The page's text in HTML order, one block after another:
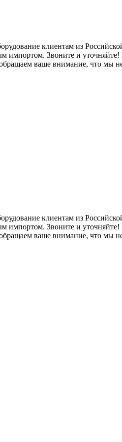
клиентам из
импортом. Звоните и
ваше внимание, что мы
клиентам из
импортом. Звоните и
ваше внимание, что мы